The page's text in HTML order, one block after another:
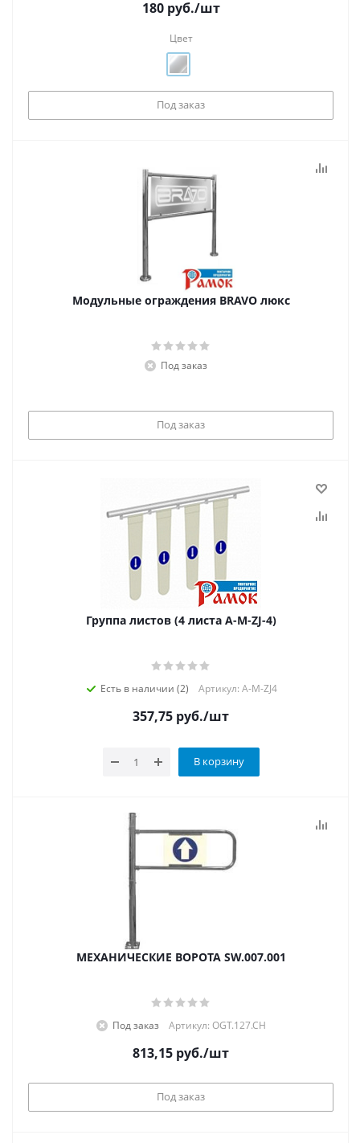
180руб./шт
Цвет
Под заказ
Модульные ограждения BRAVO люкс
Под заказ
Под заказ
Группа листов (4 листа А-М-ZJ-4)
Есть в наличии (2) Артикул: A-M-ZJ4
357,75 руб./шт
В корзину
МЕХАНИЧЕСКИЕ ВОРОТА SW.007.001
Под заказ Артикул: OGT.127.CH
813,15 руб./шт
Под заказ